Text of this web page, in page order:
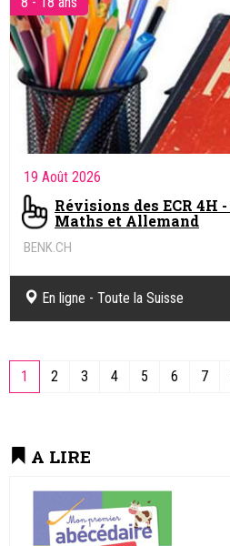
19 Août 2026
Révisions des ECR 4H
Maths et Allemand
BENK.CH
En ligne - Toute la Suisse
1 2 3 4 5 6 7
A LIRE